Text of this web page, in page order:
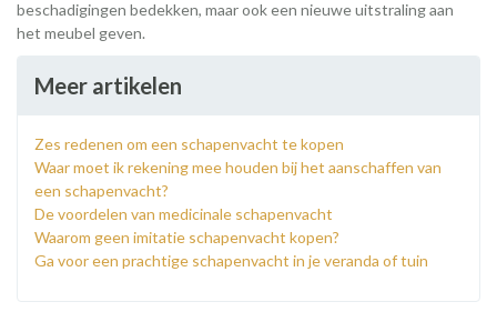
beschadigingen bedekken, maar ook een nieuwe uitstraling aan
het meubel geven.
Meer artikelen
Zes redenen om een schapenvacht te kopen
Waar moet ik rekening mee houden bij het aanschaffen van
een schapenvacht?
De voordelen van medicinale schapenvacht
Waarom geen imitatie schapenvacht kopen?
Ga voor een prachtige schapenvacht in je veranda of tuin